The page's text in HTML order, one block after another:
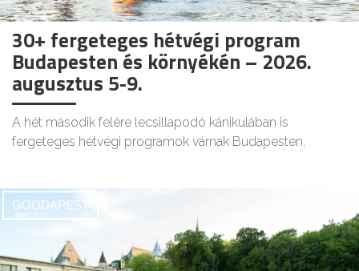
30+ fergeteges hétvégi program
Budapesten és környékén – 2026.
augusztus 5-9.
A hét második felére lecsillapodó kánikulában is
fergeteges hétvégi programok várnak Budapesten.
GOODAPEST